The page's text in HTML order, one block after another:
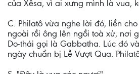
của Xêsa, vì ai xưng mình là vua,
C. Philatô vừa nghe lời đó, liền
ngoài rồi ông lên ngồi toà xử, nơi
Do-thái gọi là Gabbatha. Lúc đó
ngày chuẩn bị Lễ Vượt Qua.